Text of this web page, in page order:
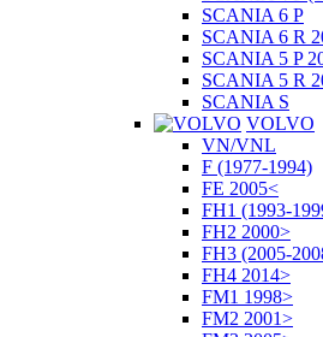
SCANIA 6 P
SCANIA 6 R
SCANIA 5 P
SCANIA 5 R
SCANIA S
VOLVO
VN/VNL
F (1977-1994)
FE 2005<
FH1 (1993-
FH2 2000>
FH3 (2005-
FH4 2014>
FM1 1998>
FM2 2001>